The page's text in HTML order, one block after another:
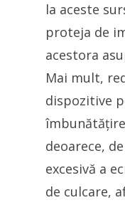
la aceste
proteja de
acestora
Mai mult,
dispozitive
deoarece,
excesivă a
de culcare,